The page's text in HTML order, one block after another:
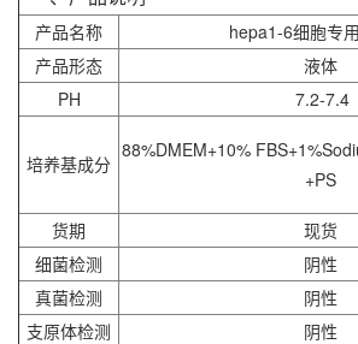
产品名称
hepa1-6细胞专
产品形态
液体
PH
7.2-7.4
培养基成分
88%DMEM+10%
+PS
货期
现货
细菌检测
阴性
真菌检测
阴性
支原体检测
阴性